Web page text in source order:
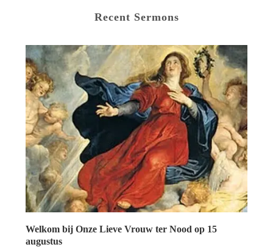
Recent Sermons
Welkom bij Onze Lieve Vrouw ter Nood op 15
augustus